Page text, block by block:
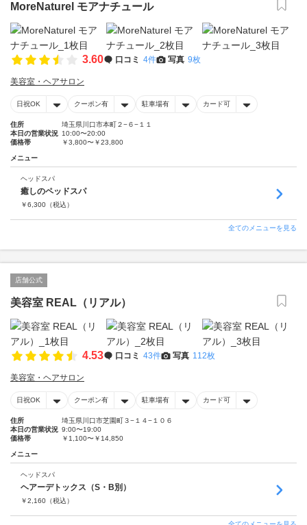
MoreNaturel モアナチュール
3.60 口コミ 4件 写真 9枚
美容室・ヘアサロン
日祝OK クーポン有 駐車場有 カード可
住所
埼玉県川口市本町２−６−１１
本日の営業状況 10:00〜20:00
価格帯
￥3,800〜￥23,800
メニュー
ヘッドスパ
癒しのペッドスパ
￥6,300 （税込）
全てのメニューを見る
店舗公式
美容室 REAL（リアル）
4.53 口コミ 43件 写真 112枚
美容室・ヘアサロン
日祝OK クーポン有 駐車場有 カード可
住所
埼玉県川口市芝園町３−１４−１０６
本日の営業状況 9:00〜19:00
価格帯
￥1,100〜￥14,850
メニュー
ヘッドスパ
ヘアーデトックス（S・B別）
￥2,160 （税込）